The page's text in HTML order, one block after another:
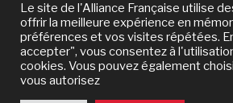
Le site de l'Alliance Française utilise
offrir la meilleure expérience en
préférences et vos visites répétées.
accepter", vous consentez à
cookies. Vous pouvez également
vous autorisez